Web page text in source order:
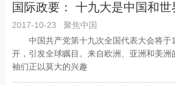
国际政要： 十九大是中国和世
2017-10-23
聚焦中国
中国共产党第十九次全国代表大会将于
开，引发全球瞩目。来自欧洲、亚洲和美洲
袖们正以莫大的兴趣